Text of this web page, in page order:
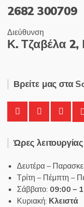
2682 300709
Διεύθυνση
Κ. Τζαβέλα 2,
Βρείτε μας στα
Ώρες λειτουργίας
Δευτέρα –
Τρίτη – Πέμπτη –
Σάββατο: 09:00 –
Κυριακή: Κλειστά